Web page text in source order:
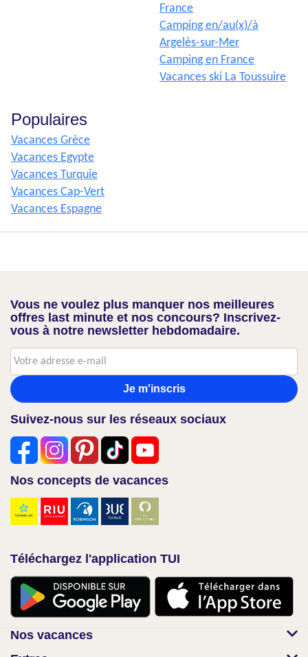
France
Camping en/au(x)/à
Argelès-sur-Mer
Camping en France
Vacances ski La Toussuire
Populaires
Vacances Grèce
Vacances Egypte
Vacances Turquie
Vacances Cap-Vert
Vacances Espagne
Vous ne voulez plus manquer nos meilleures
offres last minute et nos concours? Inscrivez-
vous à notre newsletter hebdomadaire.
Je m'inscris
Suivez-nous sur les réseaux sociaux
Nos concepts de vacances
Téléchargez l'application TUI
Nos vacances